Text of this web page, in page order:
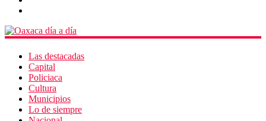
Las destacadas
Capital
Policiaca
Cultura
Municipios
Lo de siempre